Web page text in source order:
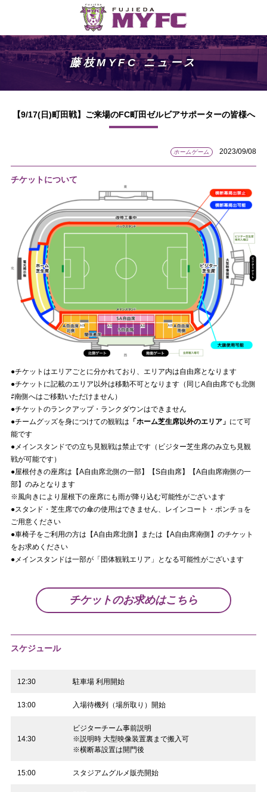
藤枝MYFC ニュース
【9/17(日)町田戦】ご来場のFC町田ゼルビアサポーターの皆様へ
ホームゲーム 2023/09/08
チケットについて
●チケットはエリアごとに分かれており、エリア内は自由席となります
●チケットに記載のエリア以外は移動不可となります（同じA自由席でも北側
⇄南側へはご移動いただけません）
●チケットのランクアップ・ランクダウンはできません
●チームグッズを身につけての観戦は 「ホーム芝生席以外のエリア」 にて可
能です
●メインスタンドでの立ち見観戦は禁止です（ビジター芝生席のみ立ち見観
戦が可能です）
●屋根付きの座席は【A自由席北側の一部】【S自由席】【A自由席南側の一
部】のみとなります
※風向きにより屋根下の座席にも雨が降り込む可能性がございます
●スタンド・芝生席での傘の使用はできません、レインコート・ポンチョを
ご用意ください
●車椅子をご利用の方は【A自由席北側】または【A自由席南側】のチケット
をお求めください
●メインスタンドは一部が「団体観戦エリア」となる可能性がございます
チケットのお求めはこちら
スケジュール
12:30 駐車場 利用開始
13:00 入場待機列（場所取り）開始
14:30
ビジターチーム事前説明
※説明時 大型映像装置裏まで搬入可
※横断幕設置は開門後
15:00 スタジアムグルメ販売開始